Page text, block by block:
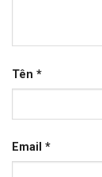
Tên *
Email *